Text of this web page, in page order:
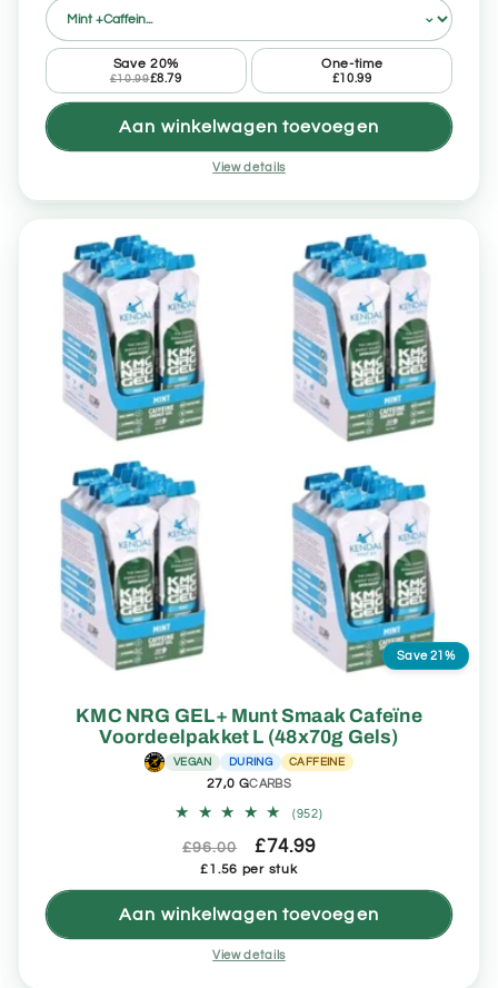
Save 20%
£10.99£8.79
One-time
£10.99
Aan winkelwagen toevoegen
View details
Save 21%
KMC NRG GEL+ Munt Smaak Cafeïne
Voordeelpakket L (48x70g Gels)
VEGAN DURING CAFFEINE
27,0 GCARBS
(952)952
Normale
prijs
£96.00 Aanbiedingsprijs
£74.99
Eenheidsprijs
£1.56 per stuk
Aan winkelwagen toevoegen
View details